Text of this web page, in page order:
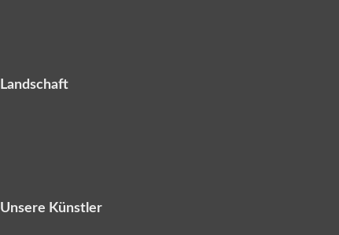
Landschaft
Unsere Künstler